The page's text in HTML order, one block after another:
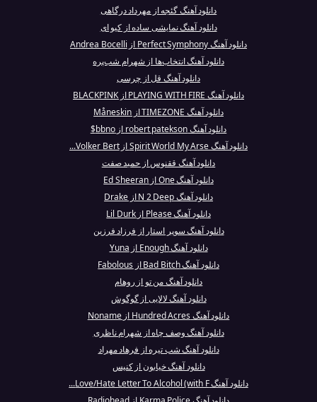
دانلود آهنگ گئجه از مهرداد درگاهی
دانلود آهنگ نمایشی ساده از کیو ای
دانلود آهنگ Perfect Symphony از Andrea Bocelli
دانلود آهنگ انتخاب‌ها از شهرام شب‌پره
دانلود آهنگ قل از چرسی
دانلود آهنگ PLAYING WITH FIRE از BLACKPINK
دانلود آهنگ TIMEZONE از Måneskin
دانلود آهنگ robert patekson از bbno$
دانلود آهنگ Spirit World My Arse از Volker Bert...
دانلود آهنگ ققنوس از حمید صفت
دانلود آهنگ One از Ed Sheeran
دانلود آهنگ N 2 Deep از Drake
دانلود آهنگ Please از Lil Durk
دانلود آهنگ سوپر استار از فرزاد فرزین
دانلود آهنگ Enough از Yuna
دانلود آهنگ Bad Bitch از Fabolous
دانلود آهنگ من تو از روهام
دانلود آهنگ لالایی از گوگوش
دانلود آهنگ Hundred Acres از Noname
دانلود آهنگ وصف چاه از شهرام ناظری
دانلود آهنگ شب تیره از فرهاد مهراد
دانلود آهنگ خیابون از کنیس
دانلود آهنگ Love/Hate Letter To Alcohol (with F...